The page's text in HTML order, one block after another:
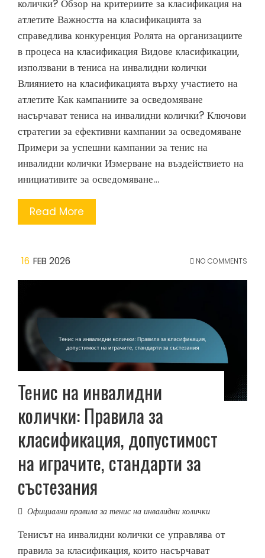
колички? Обзор на критериите за класификация на
атлетите Важността на класификацията за
справедлива конкуренция Ролята на организациите
в процеса на класификация Видове класификации,
използвани в тениса на инвалидни колички
Влиянието на класификацията върху участието на
атлетите Как кампаниите за осведомяване
насърчават тениса на инвалидни колички? Ключови
стратегии за ефективни кампании за осведомяване
Примери за успешни кампании за тенис на
инвалидни колички Измерване на въздействието на
инициативите за осведомяване…
Read More
16 FEB 2026 NO COMMENTS
Тенис на инвалидни
колички: Правила за
класификация, допустимост
на играчите, стандарти за
състезания
Официални правила за тенис на инвалидни колички
Тенисът на инвалидни колички се управлява от
правила за класификация, които насърчават